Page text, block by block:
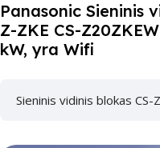
Panasonic Sieninis
Z-ZKE CS-
kW, yra Wifi
Sieninis vidinis blokas CS-